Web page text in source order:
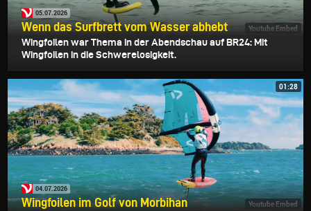
Youtube Embed
05.07.2026
Wenn das Surfbrett vom Wasser abhebt
Wingfoilen war Thema in der Abendschau auf BR24: Mit
Wingfoilen in die Schwerelosigkeit.
01:28
Youtube Embed
04.07.2026
Wingfoilen im Golf von Morbihan